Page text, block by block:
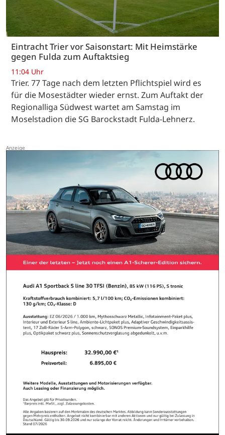
Eintracht Trier vor Saisonstart: Mit Heimstärke
gegen Fulda zum Auftaktsieg
11:04 Uhr
Trier. 77 Tage nach dem letzten Pflichtspiel wird es
für die Mosestädter wieder ernst. Zum Auftakt der
Regionalliga Südwest wartet am Samstag im
Moselstadion die SG Barockstadt Fulda-Lehnerz.